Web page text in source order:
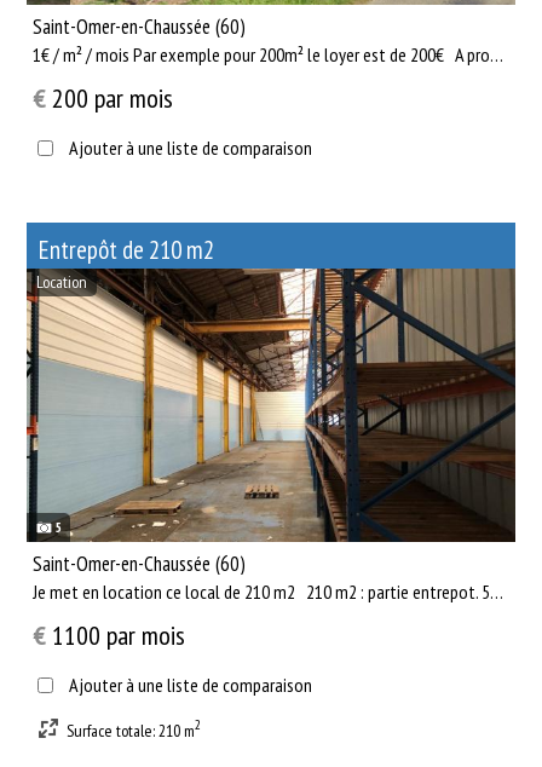
Saint-Omer-en-Chaussée (60)
1€ / m² / mois Par exemple pour 200m² le loyer est de 200€ A propos des terrains : - Plus de 10 000 m2 d...
€200 par mois
Ajouter à une liste de comparaison
Entrepôt de 210 m2
5
Location
Saint-Omer-en-Chaussée (60)
Je met en location ce local de 210 m2 210 m2 : partie entrepot. 50 m2 : WCs / sanitaires / douches. A...
€ 1100 par mois
Ajouter à une liste de comparaison
Surface totale: 210 m2